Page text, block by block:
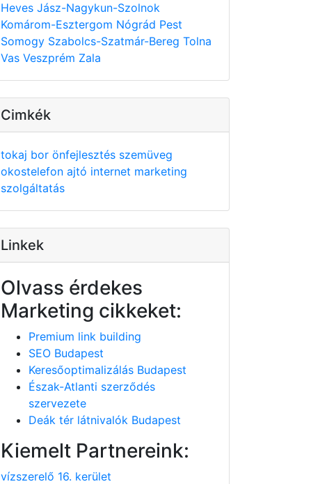
Heves Jász-Nagykun-Szolnok
Komárom-Esztergom Nógrád Pest
Somogy Szabolcs-Szatmár-Bereg Tolna
Vas Veszprém Zala
Cimkék
tokaj bor önfejlesztés szemüveg
okostelefon ajtó internet marketing
szolgáltatás
Linkek
Olvass érdekes
Marketing cikkeket:
Premium link building
SEO Budapest
Keresőoptimalizálás Budapest
Észak-Atlanti szerződés
szervezete
Deák tér látnivalók Budapest
Kiemelt Partnereink:
vízszerelő 16. kerület